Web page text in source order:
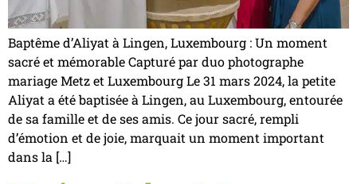
Baptême d’Aliyat à Lingen, Luxembourg : Un moment
sacré et mémorable Capturé par duo photographe
mariage Metz et Luxembourg Le 31 mars 2024, la petite
Aliyat a été baptisée à Lingen, au Luxembourg, entourée
de sa famille et de ses amis. Ce jour sacré, rempli
d’émotion et de joie, marquait un moment important
dans la […]